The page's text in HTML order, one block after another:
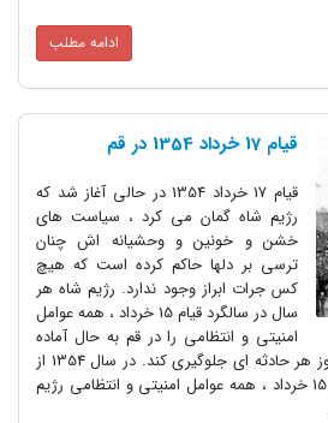
ادامه مطلب
قیام 17 خرداد 1354 در قم
قیام 17 خرداد 1354 در حالی آغاز شد که
رژیم شاه گمان می کرد ، سیاست های
خشن و خونین و وحشیانه اش چنان
ترسی بر دلها حاکم کرده است که هیچ
کس جرات ابراز وجود ندارد. رژیم شاه هر
سال در سالگرد قیام 15 خرداد ، همه عوامل
امنیتی و انتظامی را در قم به حال آماده
باش نگه می داشت تا از بروز هر حادثه ای جلوگیری کند. در سال 1354 از
چند روز قبل از سالگرد قیام 15 خرداد ، همه عوامل امنیتی و انتظامی رژیم